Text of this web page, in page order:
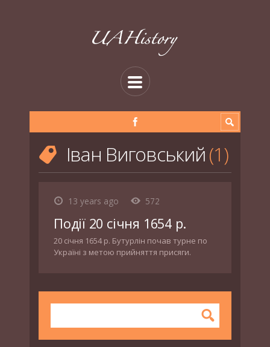
Іван Виговський 1
13 years ago 572
Події 20 січня 1654 р.
20 січня 1654 р. Бутурлін почав турне по
Україні з метою прийняття присяги.